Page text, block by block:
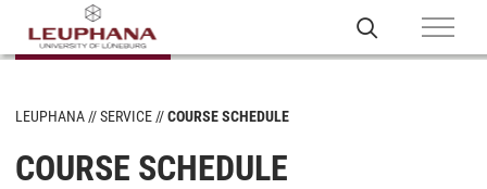
LEUPHANA SERVICE COURSE SCHEDULE
COURSE SCHEDULE